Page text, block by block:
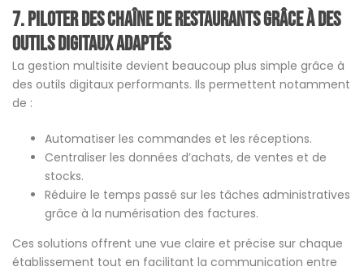
7. Piloter des chaîne de restaurants grâce à des
outils digitaux adaptés
La gestion multisite devient beaucoup plus simple grâce à
des outils digitaux performants. Ils permettent notamment
de :
Automatiser les commandes et les réceptions.
Centraliser les données d’achats, de ventes et de
stocks.
Réduire le temps passé sur les tâches administratives
grâce à la numérisation des factures.
Ces solutions offrent une vue claire et précise sur chaque
établissement tout en facilitant la communication entre